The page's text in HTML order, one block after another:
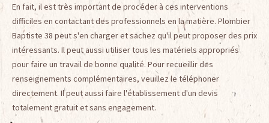
En fait, il est très important de procéder à ces interventions
difficiles en contactant des professionnels en la matière. Plombier
Baptiste 38 peut s'en charger et sachez qu'il peut proposer des prix
intéressants. Il peut aussi utiliser tous les matériels appropriés
pour faire un travail de bonne qualité. Pour recueillir des
renseignements complémentaires, veuillez le téléphoner
directement. Il peut aussi faire l'établissement d'un devis
totalement gratuit et sans engagement.